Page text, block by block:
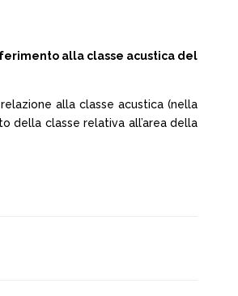
alla classe acustica del
alla classe acustica (nella
della classe relativa all’area della